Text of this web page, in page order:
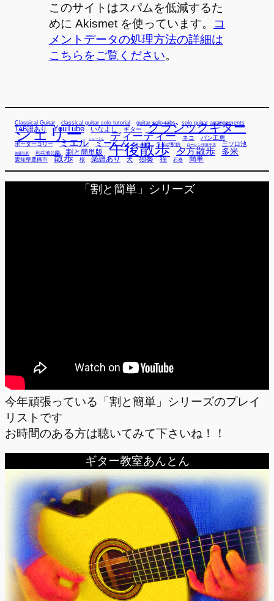
このサイトはスパムを低減するた
めに Akismet を使っています。
コ
メントデータの処理方法の詳細は
こちらをご覧ください。
Classical Guitar classical guitar solo tutorial guitar solo tabs solo guitar arrangements
TAB譜あり YouTube いなよし ギター クラシックギター
シェリー シューくん ディーディー ネコ パン工房
ボーダーコリー ミエル ミーくん ミー君 ライブ配信 ローレン洋菓子店 三ツ口池
佐藤弘和 利兵池公園 割と簡単版 午後散歩 夕方散歩 多米
愛知県豊橋市 散歩 桜 楽譜あり 犬 独奏 猫 石巻 簡単
「割と簡単」シリーズ
今年頑張っている「割と簡単」シリーズのプレイ
リストです
お時間のある方は聴いてみて下さいね！！
ギター教室あんとん